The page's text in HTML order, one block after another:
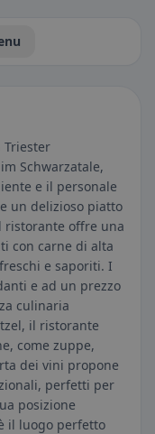
Triester
Schwarzatale,
e il personale
un delizioso piatto
ristorante offre una
con carne di alta
e saporiti. I
e ad un prezzo
culinaria
il ristorante
come zuppe,
dei vini propone
perfetti per
posizione
il luogo perfetto